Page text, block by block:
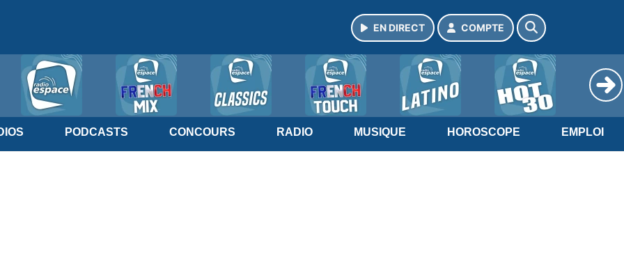
EN DIRECT COMPTE
PODCASTS CONCOURS RADIO MUSIQUE HOROSCOPE EMPLOI